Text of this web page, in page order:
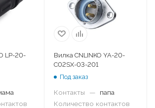
LP-20-
Вилка CNLINKO YA-20-
C02SX-03-201
Под заказ
Контакты —
папа
Количество контактов